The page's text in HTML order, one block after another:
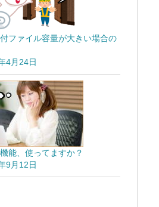
ファイル容量が大きい場合の
4月24日
能、使ってますか？
9月12日